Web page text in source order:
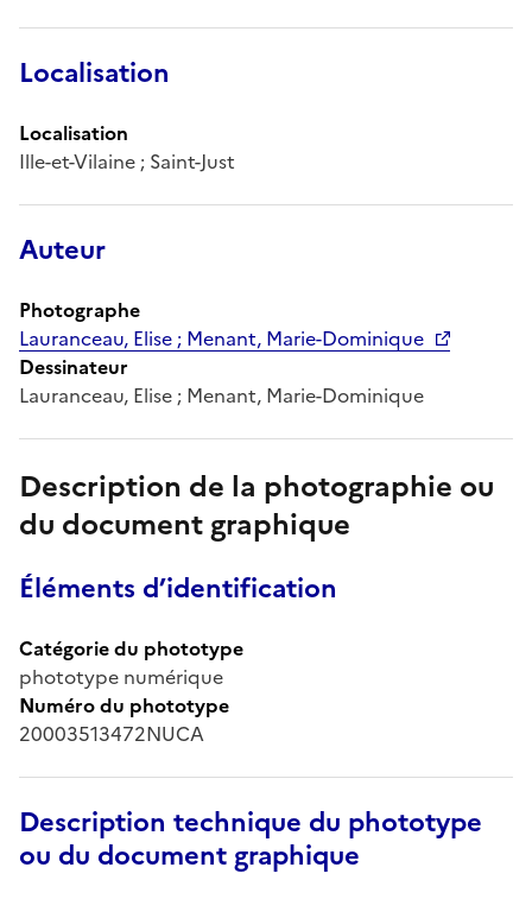
Localisation
Localisation
Ille-et-Vilaine ; Saint-Just
Auteur
Photographe
Lauranceau, Elise ; Menant, Marie-Dominique
Dessinateur
Lauranceau, Elise ; Menant, Marie-Dominique
Description de la photographie ou
du document graphique
Éléments d’identification
Catégorie du phototype
phototype numérique
Numéro du phototype
20003513472NUCA
Description technique du phototype
ou du document graphique